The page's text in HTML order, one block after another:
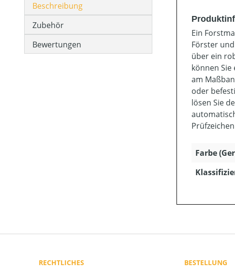
Beschreibung
Zubehör
Bewertungen
Ein
Förster
über ein
können
am
oder
lösen Sie
Farbe
RECHTLICHES
BESTELLUNG